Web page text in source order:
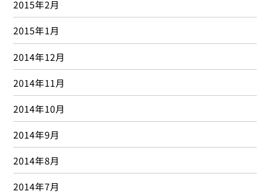
2015年2月
2015年1月
2014年12月
2014年11月
2014年10月
2014年9月
2014年8月
2014年7月